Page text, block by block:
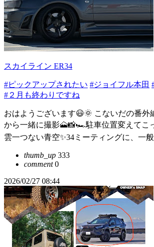
スカイライン ER34
#ピックアップされたい #ジョイフル本田
#２月も終わりですね
おはようございます😃🌞 こないだの番
から一緒に撮影🗻📸🏎️駐車位置変えてこ
雲一つない青空✨34ミーティングに、一
thumb_up 333
comment0
2026/02/27 08:44